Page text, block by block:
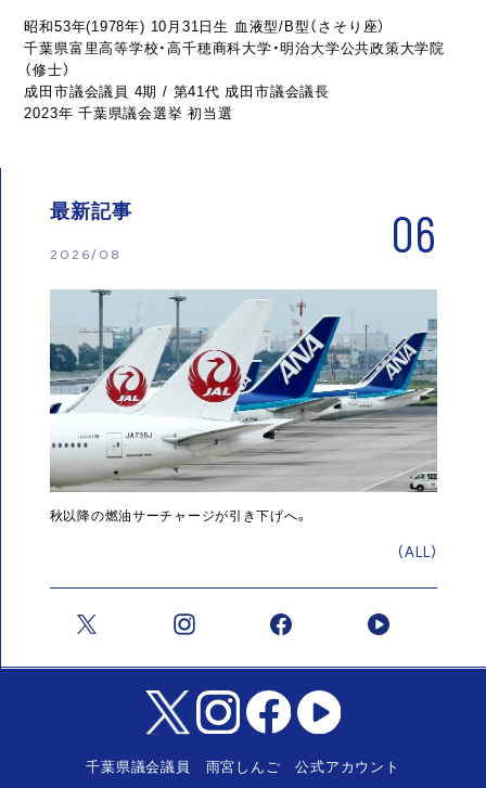
昭和53年(1978年) 10月31日生 血液型/B型（さそり座）
千葉県富里高等学校・高千穂商科大学・明治大学公共政策大学院
（修士）
成田市議会議員 4期 / 第41代 成田市議会議長
2023年 千葉県議会選挙 初当選
最新記事
2026/08 06
秋以降の燃油サーチャージが引き下げへ。
(ALL)
千葉県議会議員 雨宮しんご 公式アカウント